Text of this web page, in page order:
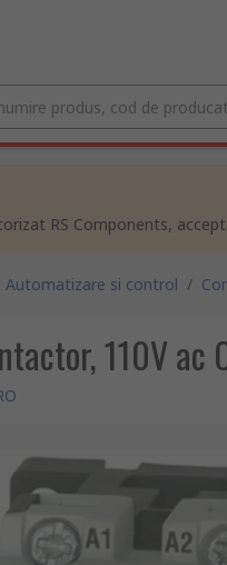
RS Components,
Automatizare si control /
110V